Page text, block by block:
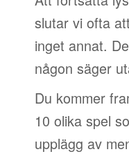
slutar vi ofta
inget annat.
någon säger
Du kommer
10 olika spel
upplägg av